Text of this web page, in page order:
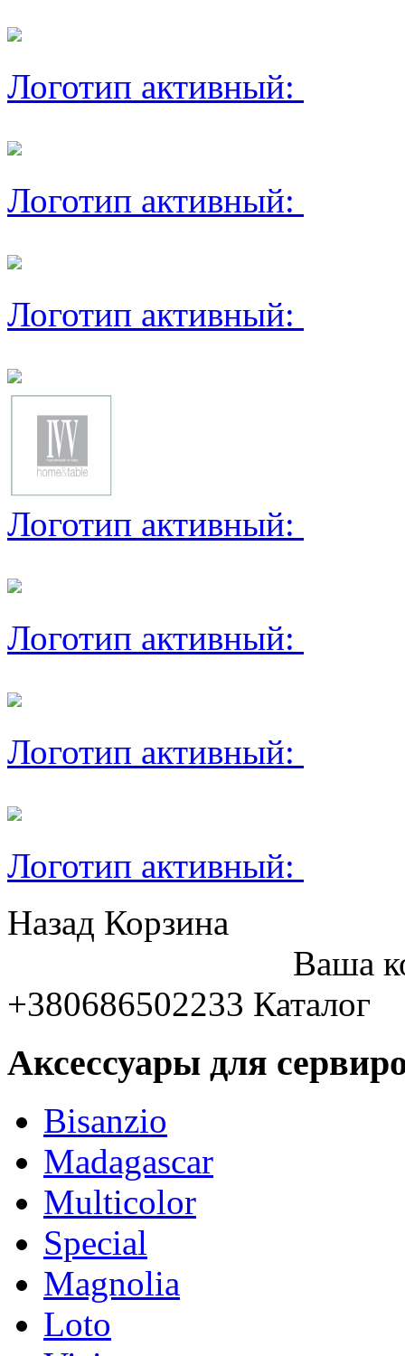
Логотип активный:
Логотип активный:
Логотип активный:
Логотип активный:
Логотип активный:
Логотип активный:
Логотип активный:
Назад Корзина
Ваша
+380686502233 Каталог
Аксессуары для
Bisanzio
Madagascar
Multicolor
Special
Magnolia
Loto